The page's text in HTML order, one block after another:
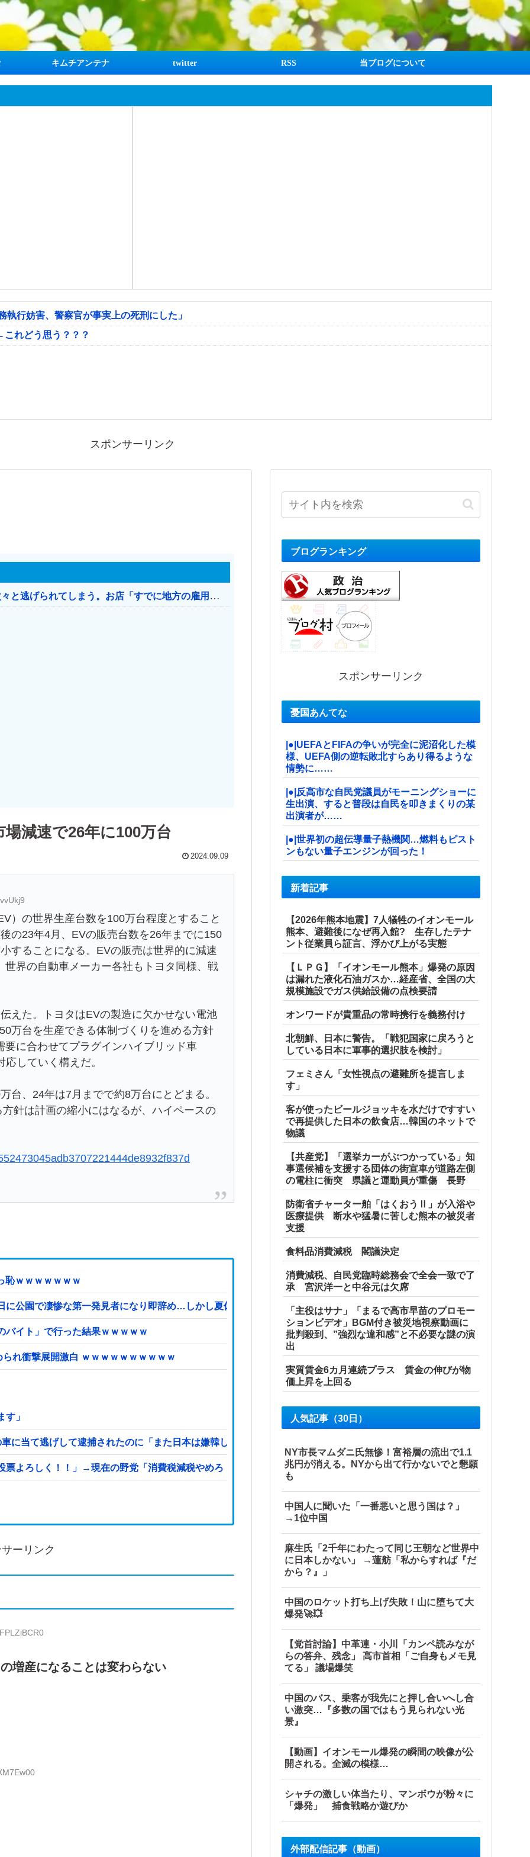
キムチアンテナ twitter RSS 当ブログについて
行妨害、警察官が事実上の死刑にした」
れどう思う？？？
スポンサーリンク
日本のお店、時給1500円でもミャンマー人に次々と逃げられてしまう。お店「すでに地方の雇用は崩壊」
減速で26年に100万台
2024.09.09
の世界生産台数を100万台程度とすること
の23年4月、EVの販売台数を26年までに150
することになる。EVの販売は世界的に減速
界の自動車メーカー各社もトヨタ同様、戦
た。トヨタはEVの製造に欠かせない電池
万台を生産できる体制づくりを進める方針
に合わせてプラグインハイブリッド車
していく構えだ。
、24年は7月までで約8万台にとどまる。
針は計画の縮小にはなるが、ハイペースの
恥ｗｗｗｗｗｗｗ
に公園で凄惨な第一発見者になり即辞め…しかし夏休み最終日、バイトを続けた友人の身に起きた「更なる悲劇」←このバ
バイト」で行った結果ｗｗｗｗｗ
れ衝撃展開激白 ｗｗｗｗｗｗｗｗｗｗ
」
に当て逃げして逮捕されたのに「また日本は嫌韓しようとしている」と決めつけて責任転嫁
票よろしく！！」→現在の野党「消費税減税やめろ！！財源はどうするんだ！！」他
ーリンク
増産になることは変わらない
ブログランキング
スポンサーリンク
憂国あんてな
|●|UEFAとFIFAの争いが完全に泥沼化した模
様、UEFA側の逆転敗北すらあり得るような
情勢に……
|●|反高市な自民党議員がモーニングショーに
生出演、すると普段は自民を叩きまくりの某
出演者が……
|●|世界初の超伝導量子熱機関…燃料もピスト
ンもない量子エンジンが回った！
新着記事
【2026年熊本地震】7人犠牲のイオンモール
熊本、避難後になぜ再入館? 生存したテナ
ント従業員ら証言、浮かび上がる実態
【ＬＰＧ】「イオンモール熊本」爆発の原因
は漏れた液化石油ガスか…経産省、全国の大
規模施設でガス供給設備の点検要請
オンワードが貴重品の常時携行を義務付け
北朝鮮、日本に警告。「戦犯国家に戻ろうと
している日本に軍事的選択肢を検討」
フェミさん「女性視点の避難所を提言しま
す」
客が使ったビールジョッキを水だけですすい
で再提供した日本の飲食店…韓国のネットで
物議
【共産党】「選挙カーがぶつかっている」知
事選候補を支援する団体の街宣車が道路左側
の電柱に衝突 県議と運動員が重傷 長野
防衛省チャーター舶「はくおうⅡ」が入浴や
医療提供 断水や猛暑に苦しむ熊本の被災者
支援
食料品消費減税 閣議決定
消費減税、自民党臨時総務会で全会一致で了
承 宮沢洋一と中谷元は欠席
「主役はサナ」「まるで高市早苗のプロモー
ションビデオ」BGM付き被災地視察動画に
批判殺到、”強烈な違和感”と不必要な謎の演
出
実質賃金6カ月連続プラス 賃金の伸びが物
価上昇を上回る
人気記事（30日）
NY市長マムダニ氏無惨！富裕層の流出で1.1
兆円が消える。NYから出て行かないでと懇願
も
中国人に聞いた「一番悪いと思う国は？」
→1位中国
麻生氏「2千年にわたって同じ王朝など世界中
に日本しかない」 →蓮舫「私からすれば『だ
から？』」
中国のロケット打ち上げ失敗！山に堕ちて大
爆発🚀💥
【党首討論】中革連・小川「カンペ読みなが
らの答弁、残念」 高市首相「ご自身もメモ見
てる」 議場爆笑
中国のバス、乗客が我先にと押し合いへし合
い激突…『多数の国ではもう見られない光
景』
【動画】イオンモール爆発の瞬間の映像が公
開される。全滅の模様…
シャチの激しい体当たり、マンボウが粉々に
「爆発」 捕食戦略か遊びか
外部配信記事（動画）